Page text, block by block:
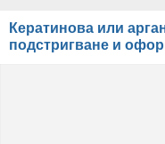
Кератинова или
подстригване и